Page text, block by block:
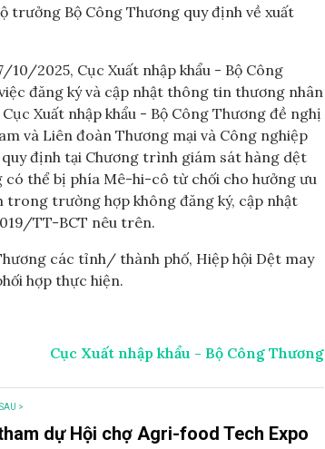
trưởng Bộ Công Thương quy định về xuất
2025, Cục Xuất nhập khẩu - Bộ Công
đăng ký và cập nhật thông tin thương nhân
Xuất nhập khẩu - Bộ Công Thương đề nghị
và Liên đoàn Thương mại và Công nghiệp
định tại Chương trình giám sát hàng dệt
có thể bị phía Mê-hi-cô từ chối cho hưởng ưu
trong trường hợp không đăng ký, cập nhật
TT-BCT nêu trên.
các tỉnh/ thành phố, Hiệp hội Dệt may
hợp thực hiện.
Cục Xuất nhập khẩu - Bộ Công Thương
>
dự Hội chợ Agri-food Tech Expo